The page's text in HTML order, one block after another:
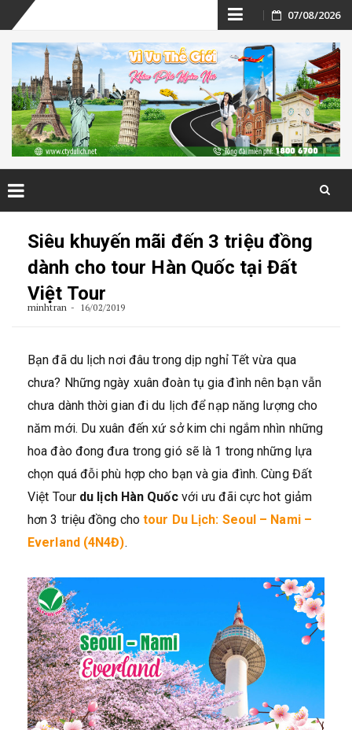
Skip
to
content
07/08/2026
Siêu khuyến mãi đến 3 triệu đồng
dành cho tour Hàn Quốc tại Đất
Việt Tour
minhtran 16/02/2019
Bạn đã du lịch nơi đâu trong dịp nghỉ Tết vừa qua
chưa? Những ngày xuân đoàn tụ gia đình nên bạn vẫn
chưa dành thời gian đi du lịch để nạp năng lượng cho
năm mới. Du xuân đến xứ sở kim chi ngắm nhìn những
hoa đào đong đưa trong gió sẽ là 1 trong những lựa
chọn quá đỗi phù hợp cho bạn và gia đình. Cùng Đất
Việt Tour du lịch Hàn Quốcvới ưu đãi cực hot giảm
hơn 3 triệu đồng chotour Du Lịch: Seoul – Nami –
Everland (4N4Đ).